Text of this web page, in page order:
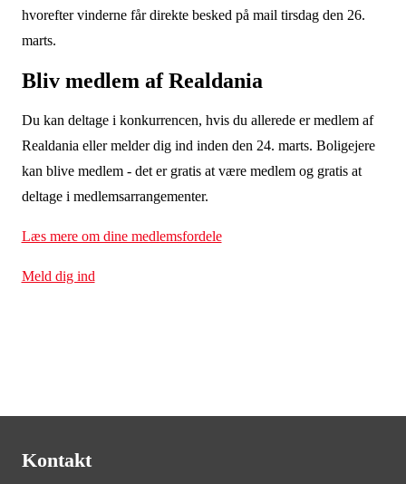
hvorefter vinderne får direkte besked på mail tirsdag den 26.
marts.
Bliv medlem af Realdania
Du kan deltage i konkurrencen, hvis du allerede er medlem af
Realdania eller melder dig ind inden den 24. marts. Boligejere
kan blive medlem - det er gratis at være medlem og gratis at
deltage i medlemsarrangementer.
Læs mere om dine medlemsfordele
Meld dig ind
Kontakt